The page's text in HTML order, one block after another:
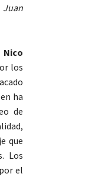
Juan
Nico
los
ha
de
que
Los
el